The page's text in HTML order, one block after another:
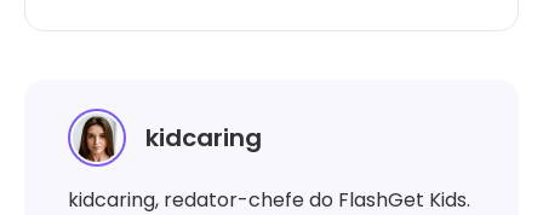
kidcaring
kidcaring, redator-chefe do FlashGet Kids.